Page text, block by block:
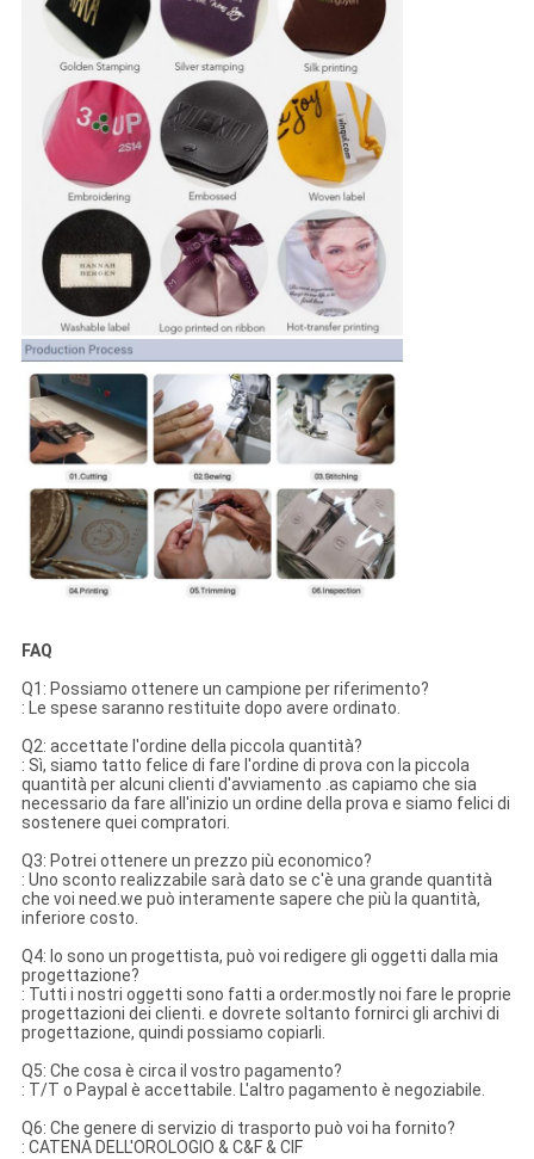
FAQ
Q1: Possiamo ottenere un campione per riferimento?
: Le spese saranno restituite dopo avere ordinato.
Q2: accettate l'ordine della piccola quantità?
: Sì, siamo tatto felice di fare l'ordine di prova con la piccola
quantità per alcuni clienti d'avviamento .as capiamo che sia
necessario da fare all'inizio un ordine della prova e siamo felici di
sostenere quei compratori.
Q3: Potrei ottenere un prezzo più economico?
: Uno sconto realizzabile sarà dato se c'è una grande quantità
che voi need.we può interamente sapere che più la quantità,
inferiore costo.
Q4: Io sono un progettista, può voi redigere gli oggetti dalla mia
progettazione?
: Tutti i nostri oggetti sono fatti a order.mostly noi fare le proprie
progettazioni dei clienti. e dovrete soltanto fornirci gli archivi di
progettazione, quindi possiamo copiarli.
Q5: Che cosa è circa il vostro pagamento?
: T/T o Paypal è accettabile. L'altro pagamento è negoziabile.
Q6: Che genere di servizio di trasporto può voi ha fornito?
: CATENA DELL'OROLOGIO & C&F & CIF